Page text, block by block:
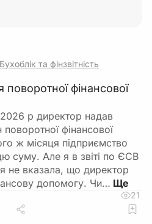
Бухоблік та фінзвітність
фінансової
р директор надав
фінансової
ж місяця підприємство
суму. Але я в звіті по ЄСВ
не вказала, що директор
допомогу. Чи…
21